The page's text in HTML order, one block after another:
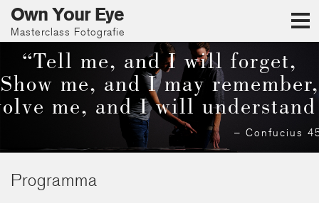
Own Your Eye
Masterclass Fotografie
“Tell me, and I will forget,
Show me, and I may remember,
me, and I will
– Confucius
Programma